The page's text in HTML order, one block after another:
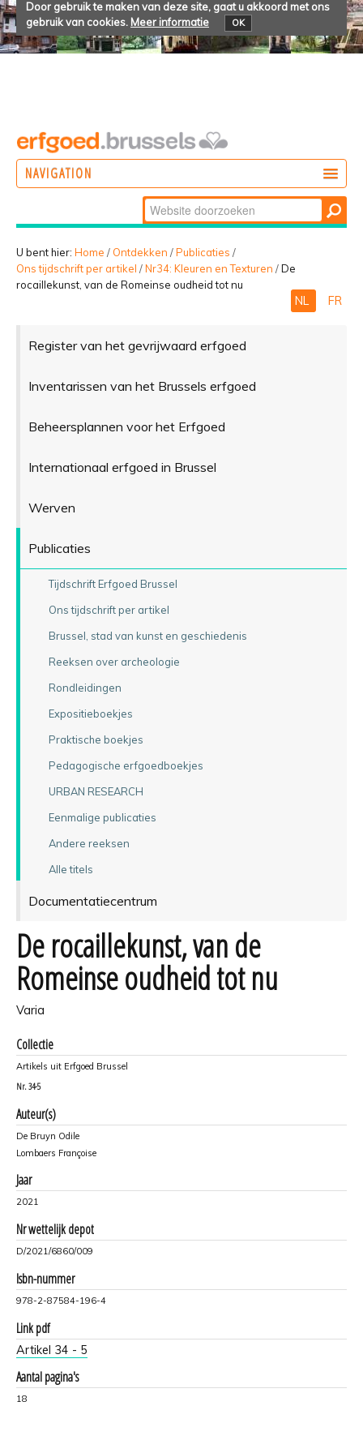
Door gebruik te maken van deze site, gaat u akkoord met ons
gebruik van cookies. Meer informatie OK
NAVIGATION
BELEVEN
Zoek
Geavanceerd
zoeken...
U bent hier: Home / Ontdekken /Publicaties /
Ons tijdschrift per artikel /Nr34: Kleuren en Texturen /De
rocaillekunst, van de Romeinse oudheid tot nu
NL FR
Register van het gevrijwaard erfgoed
Inventarissen van het Brussels erfgoed
Beheersplannen voor het Erfgoed
Internationaal erfgoed in Brussel
Werven
Publicaties
Tijdschrift Erfgoed Brussel
Ons tijdschrift per artikel
Brussel, stad van kunst en geschiedenis
Reeksen over archeologie
Rondleidingen
Expositieboekjes
Praktische boekjes
Pedagogische erfgoedboekjes
URBAN RESEARCH
Eenmalige publicaties
Andere reeksen
Alle titels
Documentatiecentrum
De rocaillekunst, van de
Romeinse oudheid tot nu
Varia
Collectie
Artikels uit Erfgoed Brussel
Nr. 34-5
Auteur(s)
De Bruyn Odile
Lombaers Françoise
Jaar
2021
Nr wettelijk depot
D/2021/6860/009
Isbn-nummer
978-2-87584-196-4
Link pdf
Artikel 34 - 5
Aantal pagina's
18